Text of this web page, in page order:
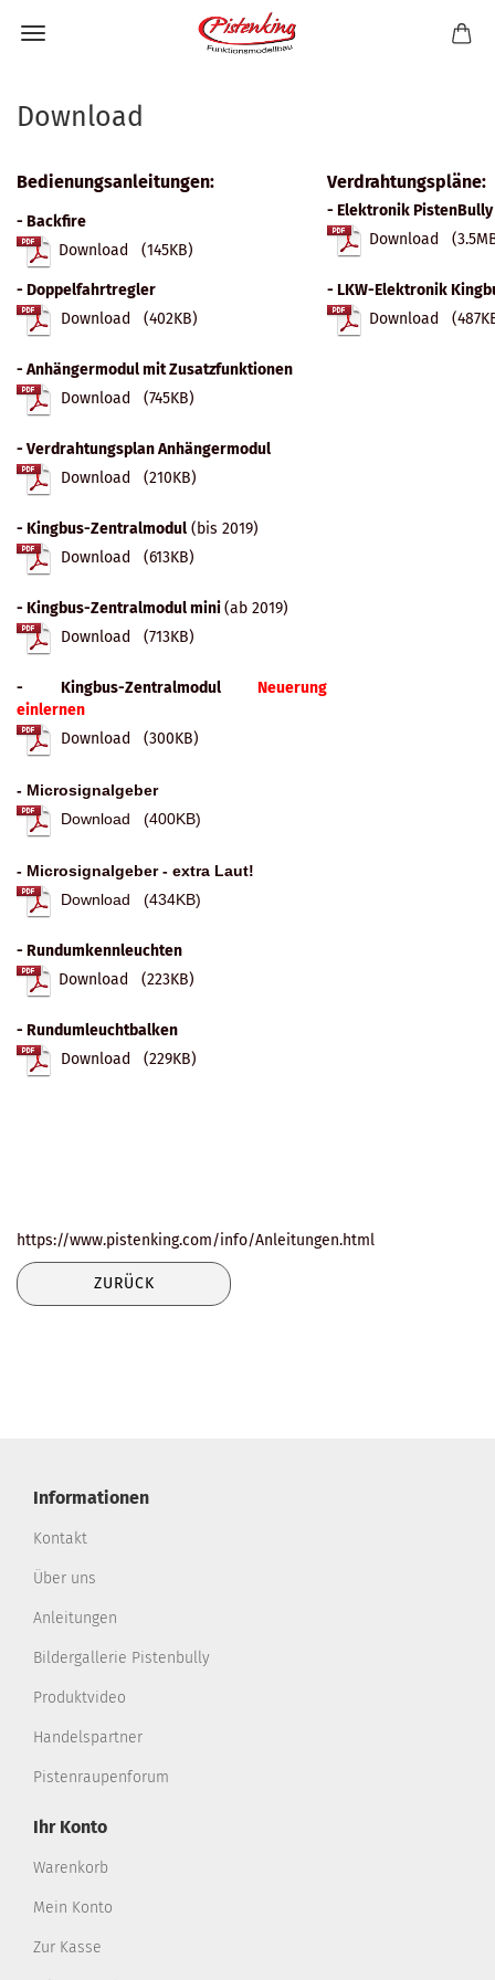
Download
Bedienungsanleitungen: Verdrahtungspläne:
- Backfire
Download (145KB)
- Elektronik PistenBully
Download
- Doppelfahrtregler
Download (402KB)
- LKW-Elektronik
Download
- Anhängermodul mit Zusatzfunktionen
Download (745KB)
- Verdrahtungsplan Anhängermodul
Download (210KB)
- Kingbus-Zentralmodul (bis 2019)
Download (613KB)
- Kingbus-Zentralmodul mini(ab 2019)
Download (713KB)
- Kingbus-Zentralmodul Neuerung
einlernen
Download (300KB)
- Microsignalgeber
Download (400KB)
- Microsignalgeber - extra Laut!
Download (434KB)
- Rundumkennleuchten
Download (223KB)
- Rundumleuchtbalken
Download (229KB)
https://www.pistenking.com/info/Anleitungen.html
ZURÜCK
Informationen
Kontakt
Über uns
Anleitungen
Bildergallerie Pistenbully
Produktvideo
Handelspartner
Pistenraupenforum
Ihr Konto
Warenkorb
Mein Konto
Zur Kasse